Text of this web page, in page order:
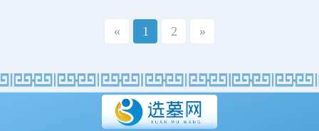
« 1 2 »